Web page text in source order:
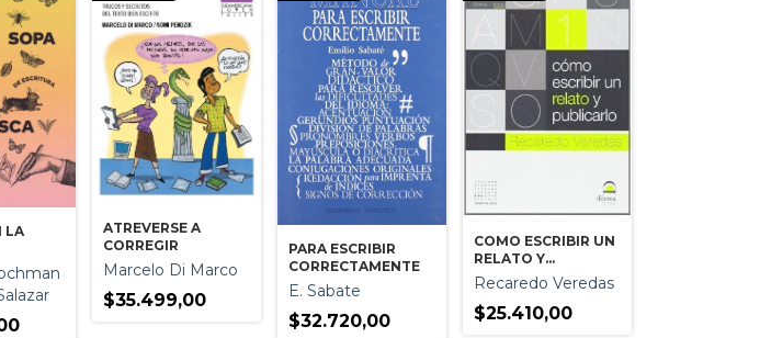
LA
ATREVERSE A
CORREGIR
Marcelo Di Marco
$35.499,00
PARA ESCRIBIR
CORRECTAMENTE
E. Sabate
$32.720,00
COMO ESCRIBIR UN
RELATO Y
PUBLICARLO
Recaredo Veredas
$25.410,00